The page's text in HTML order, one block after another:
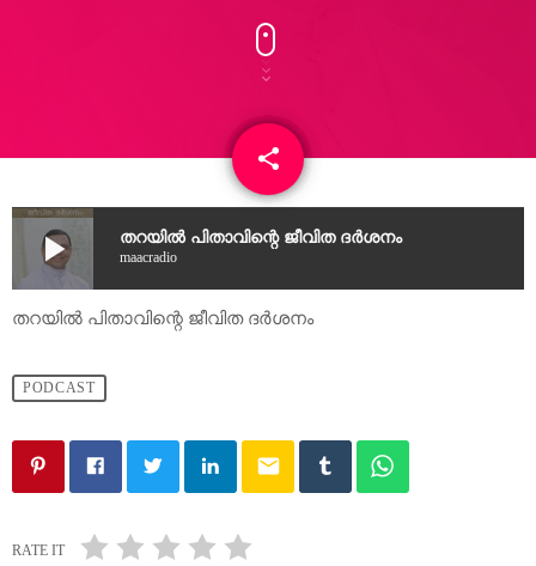
share
email
play_arrow തറയിൽ പിതാവിന്റെ ജീവിത ദർശനം
maacradio
തറയിൽ പിതാവിന്റെ ജീവിത ദർശനം
PODCAST
email
RATE IT